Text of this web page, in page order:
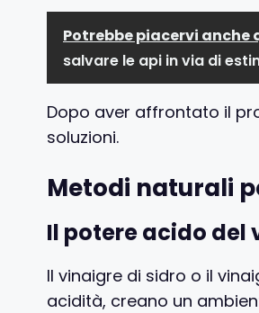
Potrebbe piacervi anche
salvare le api in via di
Dopo aver affrontato il
soluzioni.
Metodi naturali
Il potere acido del
Il vinaigre di sidro o il
acidità, creano un